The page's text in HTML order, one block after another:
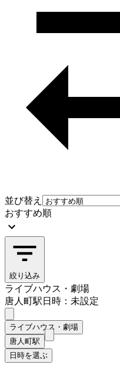
並び替え
おすすめ順
絞り込み
ライブハウス・劇場
唐人町駅日時：未設定
ライブハウス・劇場
唐人町駅
日時を選ぶ